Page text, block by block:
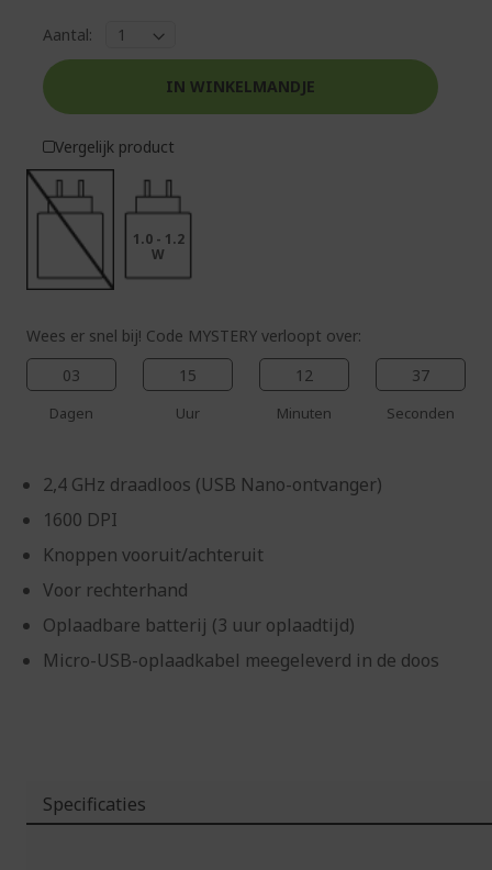
Wees er snel bij! Code MYSTERY verloopt over:
03
Dagen
15
Uur
12
Minuten
36
Seconden
2,4 GHz draadloos (USB Nano-ontvanger)
1600 DPI
Knoppen vooruit/achteruit
Voor rechterhand
Oplaadbare batterij (3 uur oplaadtijd)
Micro-USB-oplaadkabel meegeleverd in de doos
Aantal:
IN WINKELMANDJE
Vergelijk product
1.0 - 1.2
W
Specificaties